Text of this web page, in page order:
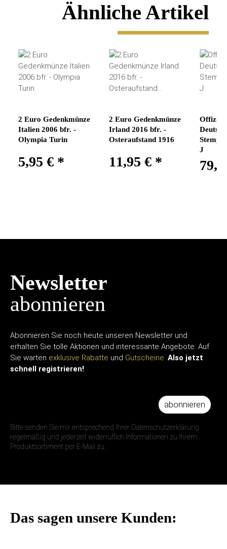
Ähnliche Artikel
2 Euro Gedenkmünze
Italien 2006 bfr. -
Olympia Turin
5,95 € *
2 Euro Gedenkmünze
Irland 2016 bfr. -
Osteraufstand 1916
11,95 € *
J
Newsletter
abonnieren
Abonnieren Sie noch heute unseren Newsletter und
erhalten Sie tolle Aktionen und interessante Angebote. Auf
Sie warten exklusive Rabatte und Gutscheine. Also jetzt
schnell registrieren!
abonnieren
Bitte senden Sie mir entsprechend Ihrer Datenschutzerklärung
regelmäßig und jederzeit widerruflich Informationen zu Ihrem
Produktsortiment per E-Mail zu.
Das sagen unsere Kunden: